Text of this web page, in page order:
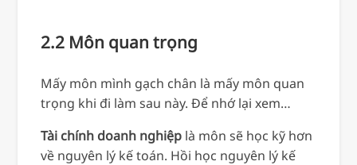
2.2 Môn quan trọng
Mấy môn mình gạch chân là mấy môn quan
trọng khi đi làm sau này. Để nhớ lại xem…
Tài chính doanh nghiệplà môn sẽ học kỹ hơn
về nguyên lý kế toán. Hồi học nguyên lý kế